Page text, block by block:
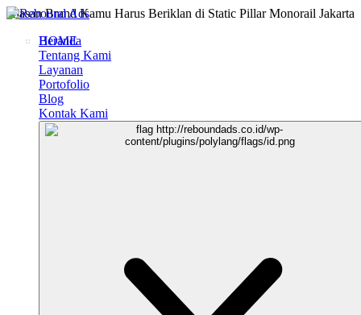
Beranda
Tentang Kami
Layanan
Portofolio
Blog
Kontak Kami
Alasan Brand Kamu Harus Beriklan di Static Pillar Monorail Jakarta
HOME